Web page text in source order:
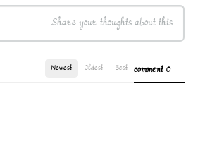
0 comment
Best
Oldest
Newest